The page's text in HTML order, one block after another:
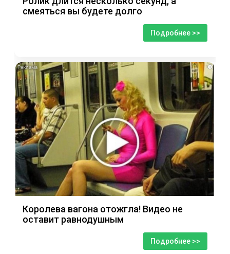
смеяться вы будете долго
Подробнее >>
i
Королева вагона отожгла! Видео не
оставит равнодушным
Подробнее >>